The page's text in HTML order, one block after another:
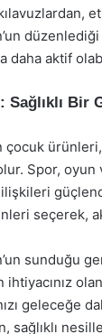
daha aktif
Sağlıklı Bir
çocuk ürünleri,
Spor,
seçerek,
sunduğu
ihtiyacınız
geleceğe
sağlıklı